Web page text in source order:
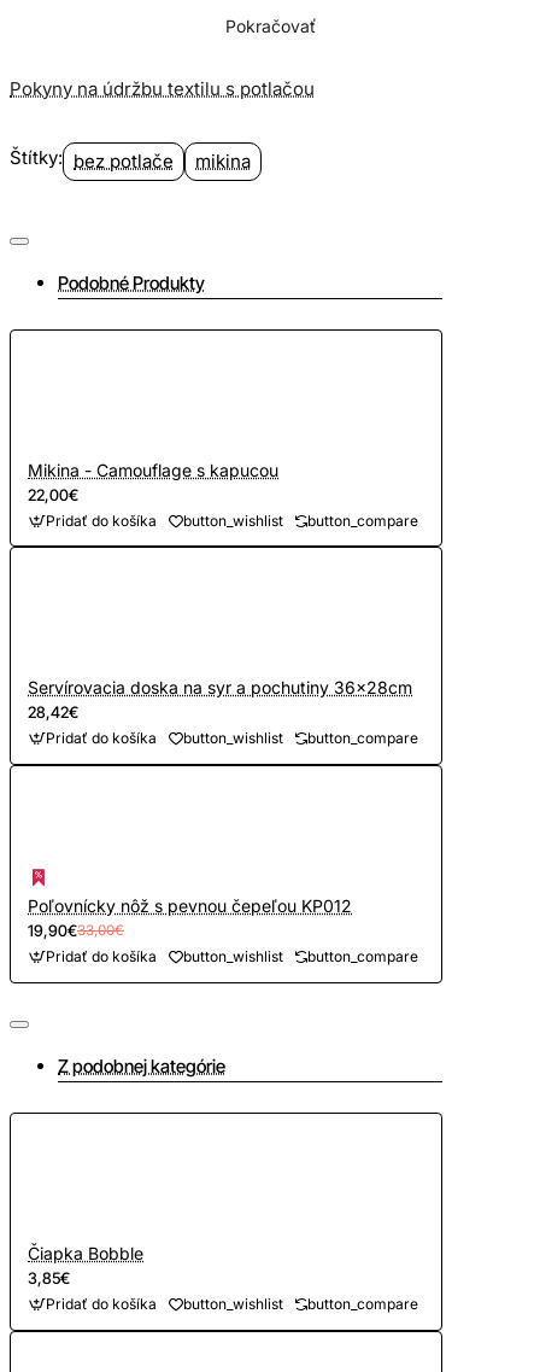
Pokračovať
Pokyny na údržbu textilu s potlačou
Štítky: bez potlače mikina
Podobné Produkty
Mikina - Camouflage s kapucou
22,00€
Pridať do košíka button_wishlist button_compare
Servírovacia doska na syr a pochutiny 36x28cm
28,42€
Pridať do košíka button_wishlist button_compare
Poľovnícky nôž s pevnou čepeľou KP012
19,90€33,00€
Pridať do košíka button_wishlist button_compare
Z podobnej kategórie
Čiapka Bobble
3,85€
Pridať do košíka button_wishlist button_compare